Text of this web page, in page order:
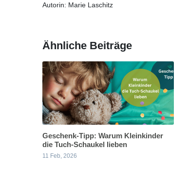
Autorin: Marie Laschitz
Ähnliche Beiträge
Geschenk-Tipp: Warum Kleinkinder
die Tuch-Schaukel lieben
11 Feb, 2026